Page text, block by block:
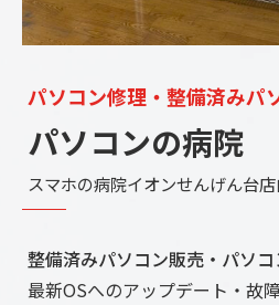
パソコン修理・整備済みパ
パソコンの病院
スマホの病院イオンせんげん台
整備済みパソコン販売・パソ
最新OSへのアップデート・故